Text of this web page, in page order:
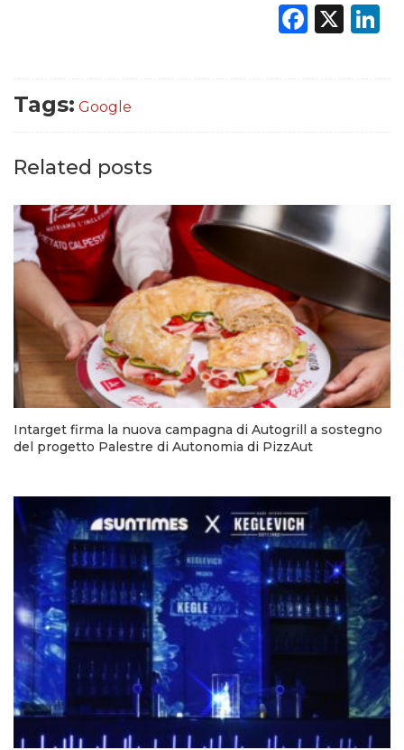
X
Tags: Google
Related posts
Intarget firma la nuova campagna di Autogrill a sostegno
del progetto Palestre di Autonomia di PizzAut